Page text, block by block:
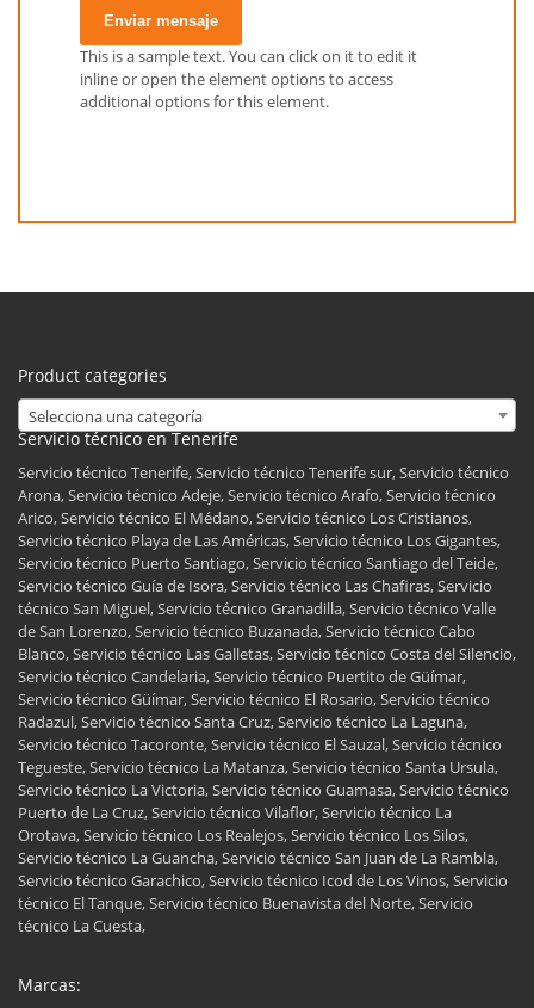
Enviar mensaje
This is a sample text. You can click on it to edit it
inline or open the element options to access
additional options for this element.
Product categories
Selecciona una categoría
Servicio técnico en Tenerife
Servicio técnico Tenerife, Servicio técnico Tenerife sur, Servicio técnico
Arona, Servicio técnico Adeje, Servicio técnico Arafo, Servicio técnico
Arico, Servicio técnico El Médano, Servicio técnico Los Cristianos,
Servicio técnico Playa de Las Américas, Servicio técnico Los Gigantes,
Servicio técnico Puerto Santiago, Servicio técnico Santiago del Teide,
Servicio técnico Guía de Isora, Servicio técnico Las Chafiras, Servicio
técnico San Miguel, Servicio técnico Granadilla, Servicio técnico Valle
de San Lorenzo, Servicio técnico Buzanada, Servicio técnico Cabo
Blanco, Servicio técnico Las Galletas, Servicio técnico Costa del Silencio,
Servicio técnico Candelaria, Servicio técnico Puertito de Güímar,
Servicio técnico Güímar, Servicio técnico El Rosario, Servicio técnico
Radazul, Servicio técnico Santa Cruz, Servicio técnico La Laguna,
Servicio técnico Tacoronte, Servicio técnico El Sauzal, Servicio técnico
Tegueste, Servicio técnico La Matanza, Servicio técnico Santa Ursula,
Servicio técnico La Victoria, Servicio técnico Guamasa, Servicio técnico
Puerto de La Cruz, Servicio técnico Vilaflor, Servicio técnico La
Orotava, Servicio técnico Los Realejos, Servicio técnico Los Silos,
Servicio técnico La Guancha, Servicio técnico San Juan de La Rambla,
Servicio técnico Garachico, Servicio técnico Icod de Los Vinos, Servicio
técnico El Tanque, Servicio técnico Buenavista del Norte, Servicio
técnico La Cuesta,
Marcas: